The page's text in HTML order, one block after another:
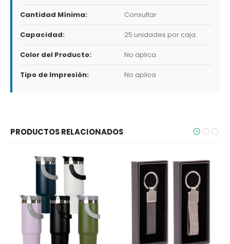
Cantidad Mínima: Consultar
Capacidad: 25 unidades por caja.
Color del Producto: No aplica.
Tipo de Impresión: No aplica
PRODUCTOS RELACIONADOS